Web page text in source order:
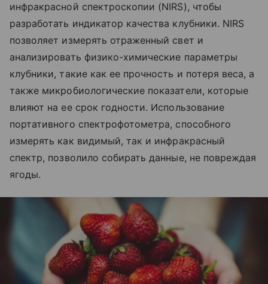
инфракрасной спектроскопии (NIRS), чтобы
разработать индикатор качества клубники. NIRS
позволяет измерять отраженный свет и
анализировать физико-химические параметры
клубники, такие как ее прочность и потеря веса, а
также микробиологические показатели, которые
влияют на ее срок годности. Использование
портативного спектрофотометра, способного
измерять как видимый, так и инфракрасный
спектр, позволило собирать данные, не повреждая
ягоды.